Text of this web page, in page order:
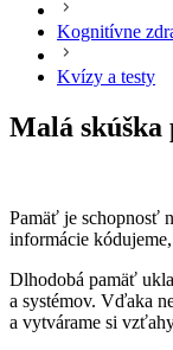
Kognitívne
Kvízy a testy
Malá skúška
Pamäť je schopnosť
informácie
Dlhodobá pamäť
a systémov. Vďaka
a vytvárame si